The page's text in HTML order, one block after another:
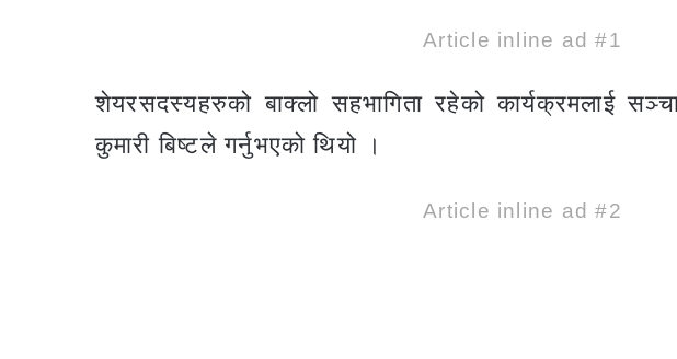
Article inline ad #1
शेयरसदस्यहरुको बाक्लो सहभागिता रहेको कार्यक्रमलाई
कुमारी बिष्टले गर्नुभएको थियो ।
Article inline ad #2